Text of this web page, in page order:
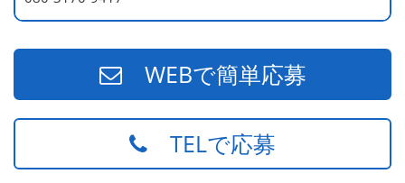
WEBで簡単応募
TELで応募